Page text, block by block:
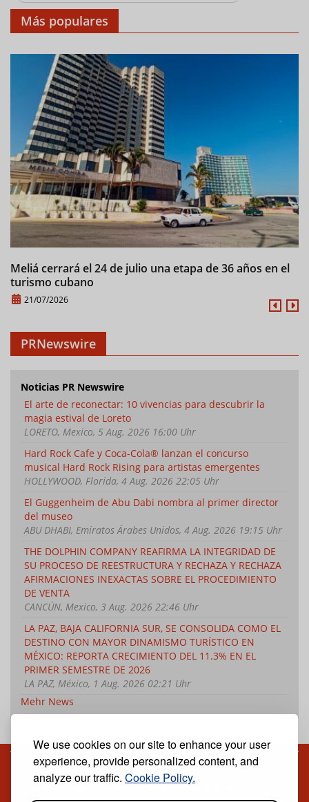
We use cookies on our site to enhance your user
experience, provide personalized content, and
analyze our traffic. Cookie Policy.
Más populares
Meliá cerrará el 24 de julio una etapa de 36 años en el
turismo cubano
21/07/2026
PRNewswire
Noticias PR Newswire
El arte de reconectar: 10 vivencias para descubrir la
magia estival de Loreto
LORETO, Mexico, 5 Aug. 2026 16:00 Uhr
Hard Rock Cafe y Coca-Cola® lanzan el concurso
musical Hard Rock Rising para artistas emergentes
HOLLYWOOD, Florida, 4 Aug. 2026 22:05 Uhr
El Guggenheim de Abu Dabi nombra al primer director
del museo
ABU DHABI, Emiratos Árabes Unidos, 4 Aug. 2026 19:15 Uhr
THE DOLPHIN COMPANY REAFIRMA LA INTEGRIDAD DE
SU PROCESO DE REESTRUCTURA Y RECHAZA Y RECHAZA
AFIRMACIONES INEXACTAS SOBRE EL PROCEDIMIENTO
DE VENTA
CANCÚN, Mexico, 3 Aug. 2026 22:46 Uhr
LA PAZ, BAJA CALIFORNIA SUR, SE CONSOLIDA COMO EL
DESTINO CON MAYOR DINAMISMO TURÍSTICO EN
MÉXICO: REPORTA CRECIMIENTO DEL 11.3% EN EL
PRIMER SEMESTRE DE 2026
LA PAZ, México, 1 Aug. 2026 02:21 Uhr
Mehr News
Reciba nuestro periódico digital semanal gratuito